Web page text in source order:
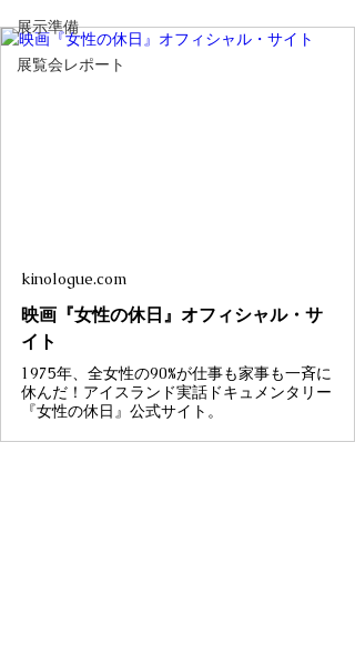
展示準備
展覧会レポート
kinologue.com
映画『女性の休日』オフィシャル・サ
イト
1975年、全女性の90%が仕事も家事も一斉に
休んだ！アイスランド実話ドキュメンタリー
『女性の休日』公式サイト。